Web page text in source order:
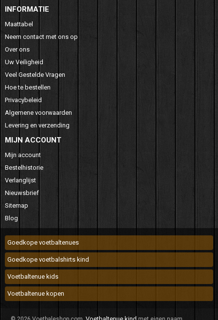
INFORMATIE
Maattabel
Neem contact met ons op
Over ons
Uw Veiligheid
Veel Gestelde Vragen
Hoe te bestellen
Privacybeleid
Algemene voorwaarden
Levering en verzending
MIJN ACCOUNT
Mijn account
Bestelhistorie
Verlanglijst
Nieuwsbrief
Sitemap
Blog
Goedkope voetbaltenues
Goedkope voetbalshirts kind
Voetbaltenue kids
Voetbaltenue kopen